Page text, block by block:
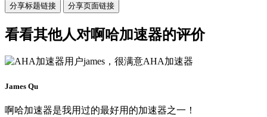
分享标题链接 分享页面链接
看看其他人对啊哈加速器的评价
James Qu
啊哈加速器是我用过的最好用的加速器之一！